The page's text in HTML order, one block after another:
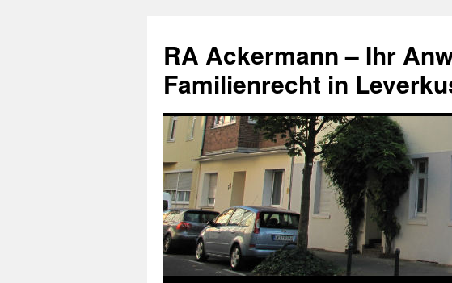
RA Ackermann – Ihr
Familienrecht in